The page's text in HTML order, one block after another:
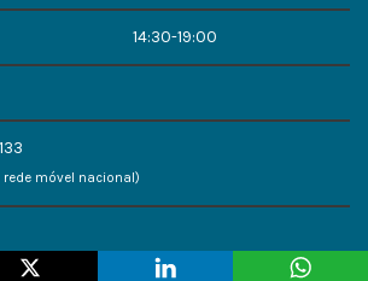
14:30-19:00
móvel nacional)
| Dinamizado porevolua.pt